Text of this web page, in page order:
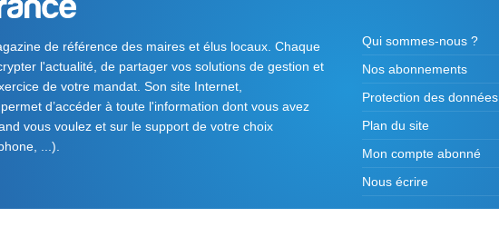
de référence des maires et élus locaux. Chaque
l'actualité, de partager vos solutions de gestion et
de votre mandat. Son site Internet,
d’accéder à toute l'information dont vous avez
vous voulez et sur le support de votre choix
...).
Qui sommes-nous ?
Nos abonnements
Protection des données
Plan du site
Mon compte abonné
Nous écrire